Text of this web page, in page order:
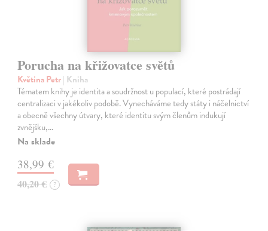
Porucha na křižovatce světů
Květina Petr| Kniha
Tématem knihy je identita a soudržnost u populací, které postrádají
centralizaci v jakékoliv podobě. Vynecháváme tedy státy i náčelnictví
a obecně všechny útvary, které identitu svým členům indukují
zvnějšku,…
Na sklade
38,99 €
40,20 € ?